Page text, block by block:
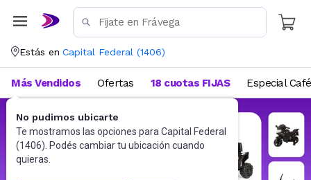
Estás en Capital Federal (1406)
No pudimos ubicarte
Te mostramos las opciones para Capital Federal
(1406). Podés cambiar tu ubicación cuando
quieras.
Más Vendidos Ofertas 18 cuotas FIJAS Especial Café